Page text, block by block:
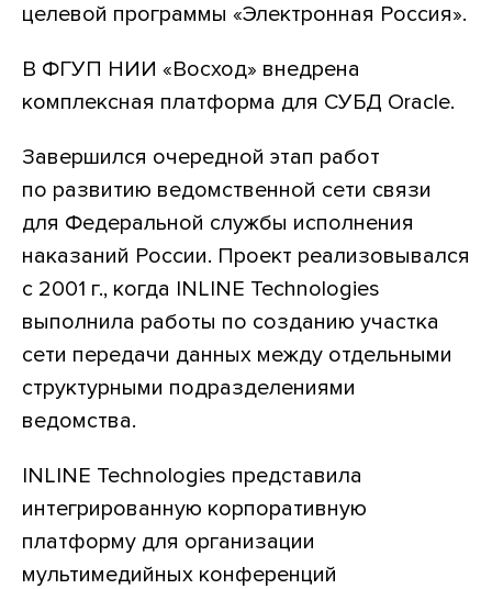
целевой программы «Электронная Россия».
В ФГУП НИИ «Восход» внедрена
комплексная платформа для СУБД Oracle.
Завершился очередной этап работ
по развитию ведомственной сети связи
для Федеральной службы исполнения
наказаний России. Проект реализовывался
с 2001 г., когда INLINE Technologies
выполнила работы по созданию участка
сети передачи данных между отдельными
структурными подразделениями
ведомства.
INLINE Technologies представила
интегрированную корпоративную
платформу для организации
мультимедийных конференций